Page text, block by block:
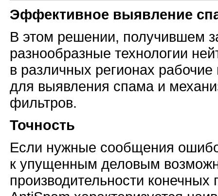
Эффективное выявление
В этом решении, получившем
разнообразные технологии
в различных регионах
для выявления спама и
фильтров.
Точность
Если нужные сообщения
к упущенным деловым
производительности